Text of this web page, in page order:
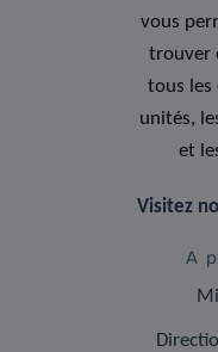
vous
trouver
tous les
unités,
et
Visitez
A